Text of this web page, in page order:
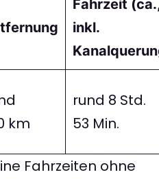
Fahrzeit
inkl.
km
rund 8 Std.
53 Min.
Fahrzeiten ohne